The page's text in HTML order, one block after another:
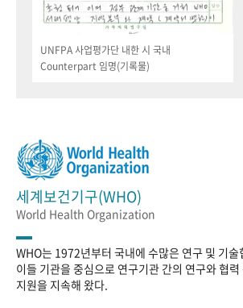
UNFPA 사업평가단 내한 시 국내
Counterpart 임명(기록물)
세계보건기구(WHO)
World Health Organization
WHO는 1972년부터 국내에 수많은 연구 및 기술
이들 기관을 중심으로 연구기관 간의 연구와 협
지원을 지속해 왔다.